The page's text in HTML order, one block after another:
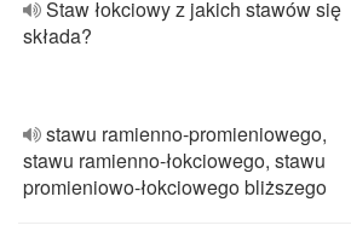
Staw łokciowy z jakich stawów się
składa?
stawu ramienno-promieniowego,
stawu ramienno-łokciowego, stawu
promieniowo-łokciowego bliższego